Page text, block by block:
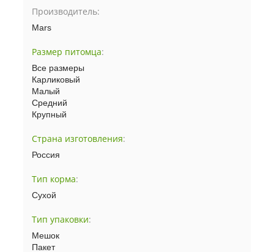
Производитель:
Mars
Размер питомца:
Все размеры
Карликовый
Малый
Средний
Крупный
Страна изготовления:
Россия
Тип корма:
Сухой
Тип упаковки:
Мешок
Пакет